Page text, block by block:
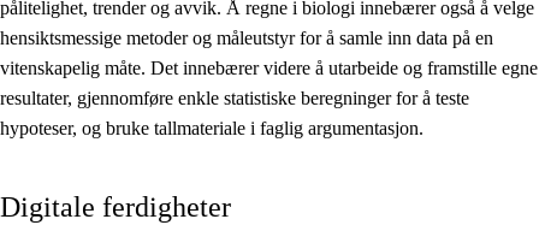
pålitelighet, trender og avvik. Å regne i biologi innebærer også å velge
hensiktsmessige metoder og måleutstyr for å samle inn data på en
vitenskapelig måte. Det innebærer videre å utarbeide og framstille egne
resultater, gjennomføre enkle statistiske beregninger for å teste
hypoteser, og bruke tallmateriale i faglig argumentasjon.
Digitale ferdigheter